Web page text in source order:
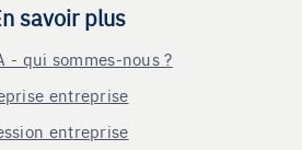
savoir plus
- qui sommes-nous ?
entreprise
entreprise